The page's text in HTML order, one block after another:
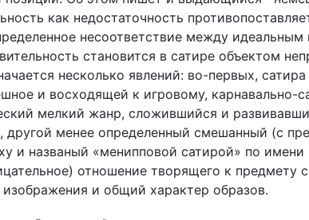
как недостаточность
несоответствие между
становится в сатире объектом
несколько явлений: во-первых,
и восходящей к игровому, карнавально-
мелкий жанр, сложившийся и
менее определенный смешанный (с
и названый «менипповой сатирой» по
отношение творящего к предмету
и общий характер образов.